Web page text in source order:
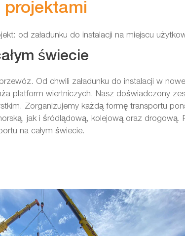
projektami
od załadunku do instalacji na miejscu
świecie
Od chwili załadunku do instalacji w
platform wiertniczych. Nasz doświadczony
Zorganizujemy każdą formę transportu
jak i śródlądową, kolejową oraz drogową.
na całym świecie.